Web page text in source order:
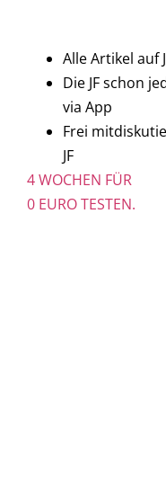
Alle Artikel auf
Die JF schon
via App
Frei
JF
4 WOCHEN FÜR
0 EURO TESTEN.